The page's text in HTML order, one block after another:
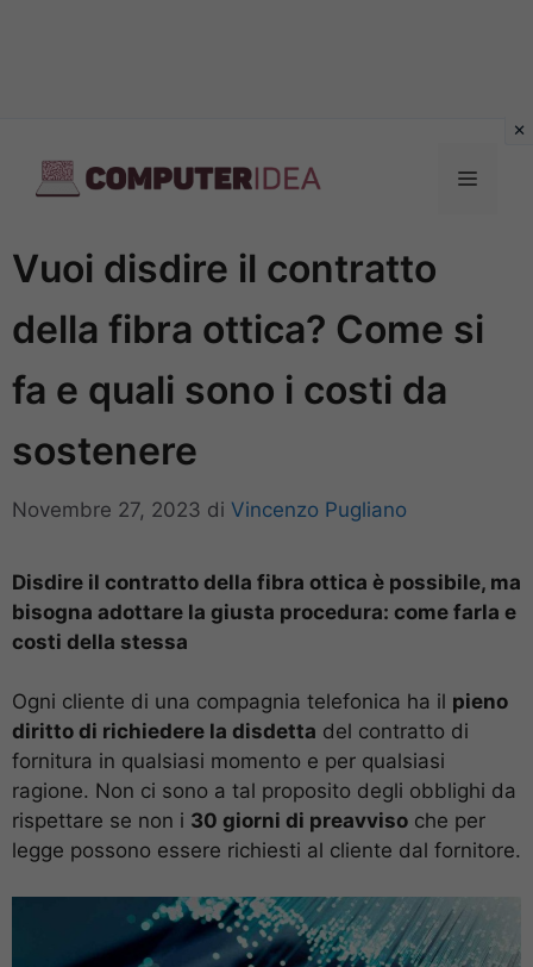
contenuto
Menu
Vuoi disdire il contratto
della fibra ottica? Come si
fa e quali sono i costi da
sostenere
Novembre 27, 2023 di Vincenzo Pugliano
Disdire il contratto della fibra ottica è possibile, ma
bisogna adottare la giusta procedura: come farla e
costi della stessa
Ogni cliente di una compagnia telefonica ha il pieno
diritto di richiedere la disdetta del contratto di
fornitura in qualsiasi momento e per qualsiasi
ragione. Non ci sono a tal proposito degli obblighi da
rispettare se non i 30 giorni di preavviso che per
legge possono essere richiesti al cliente dal fornitore.